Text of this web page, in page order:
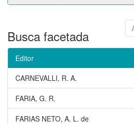
Busca facetada
Editor
CARNEVALLI, R. A.
FARIA, G. R.
FARIAS NETO, A. L. de